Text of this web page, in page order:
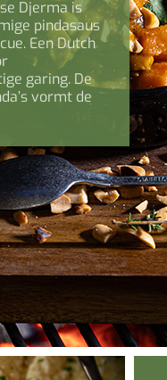
Djerma is
pindasaus
Een Dutch
garing. De
vormt de